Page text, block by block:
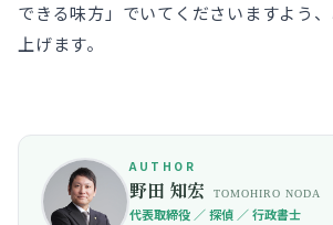
できる味方」でいてくださいますよう
上げます。
AUTHOR
野田 知宏 TOMOHIRO NODA
代表取締役 ／ 探偵 ／ 行政書士